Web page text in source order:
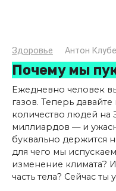
Здоровье Антон
Почему мы
Ежедневно человек
газов. Теперь
количество людей
миллиардов — и
буквально держится
для чего мы
изменение климата?
часть тела? Сейчас ты